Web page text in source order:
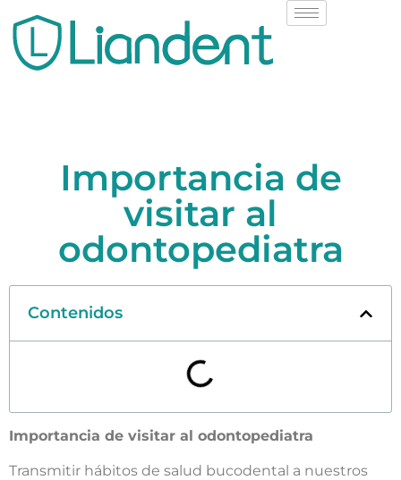
Importancia de
visitar al
odontopediatra
Contenidos
Importancia de visitar al odontopediatra
Transmitir hábitos de salud bucodental a nuestros